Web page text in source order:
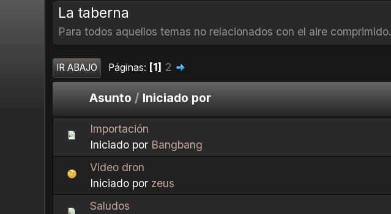
La taberna
Para todos aquellos temas no relacionados con el aire comprimido.
IR ABAJO Páginas 1 2
Asunto / Iniciado por
Importación
Iniciado por Bangbang
Video dron
Iniciado por zeus
Saludos